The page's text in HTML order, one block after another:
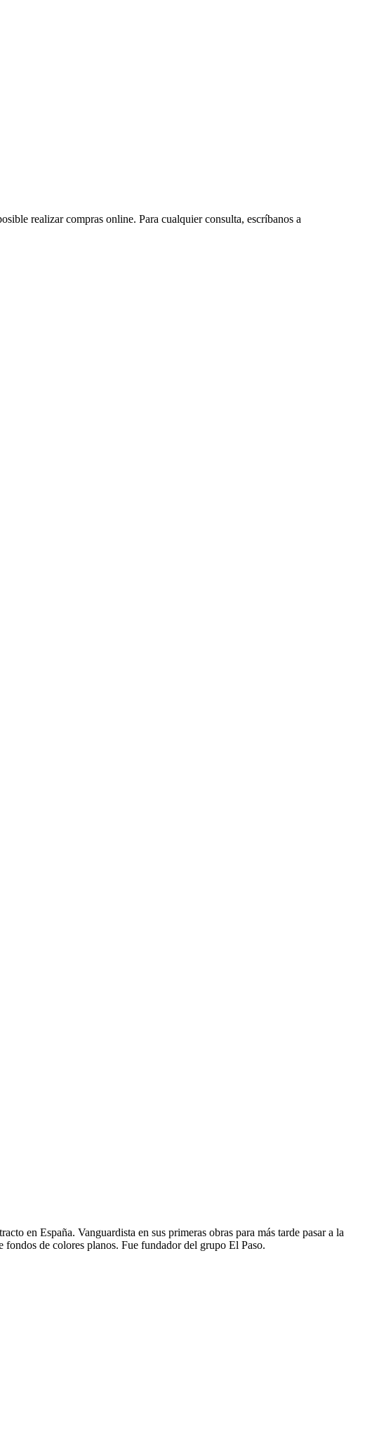
realizar compras online. Para cualquier consulta, escríbanos a
en España. Vanguardista en sus primeras obras para más tarde pasar a la
fondos de colores planos. Fue fundador del grupo El Paso.